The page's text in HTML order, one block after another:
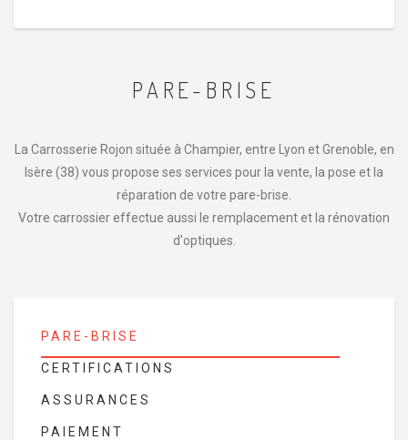
PARE-BRISE
La Carrosserie Rojon située à Champier, entre Lyon et Grenoble, en
Isère (38) vous propose ses services pour la vente, la pose et la
réparation de votre pare-brise.
Votre carrossier effectue aussi le remplacement et la rénovation
d'optiques.
PARE-BRISE
CERTIFICATIONS
ASSURANCES
PAIEMENT